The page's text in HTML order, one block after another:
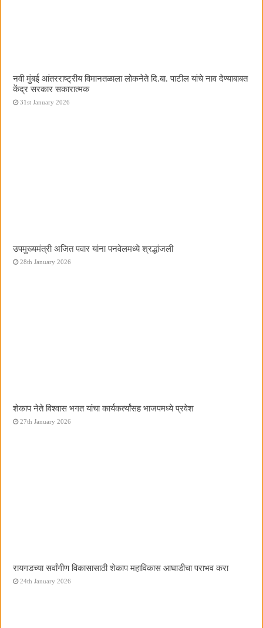
नवी मुंबई आंतरराष्ट्रीय विमानतळाला लोकनेते दि.बा. पाटील यांचे नाव देण्याबाबत
केंद्र सरकार सकारात्मक
31st January 2026
उपमुख्यमंत्री अजित पवार यांना पनवेलमध्ये श्रद्धांजली
28th January 2026
शेकाप नेते विश्वास भगत यांचा कार्यकर्त्यांसह भाजपमध्ये प्रवेश
27th January 2026
रायगडच्या सर्वांगीण विकासासाठी शेकाप महाविकास आघाडीचा पराभव करा
24th January 2026